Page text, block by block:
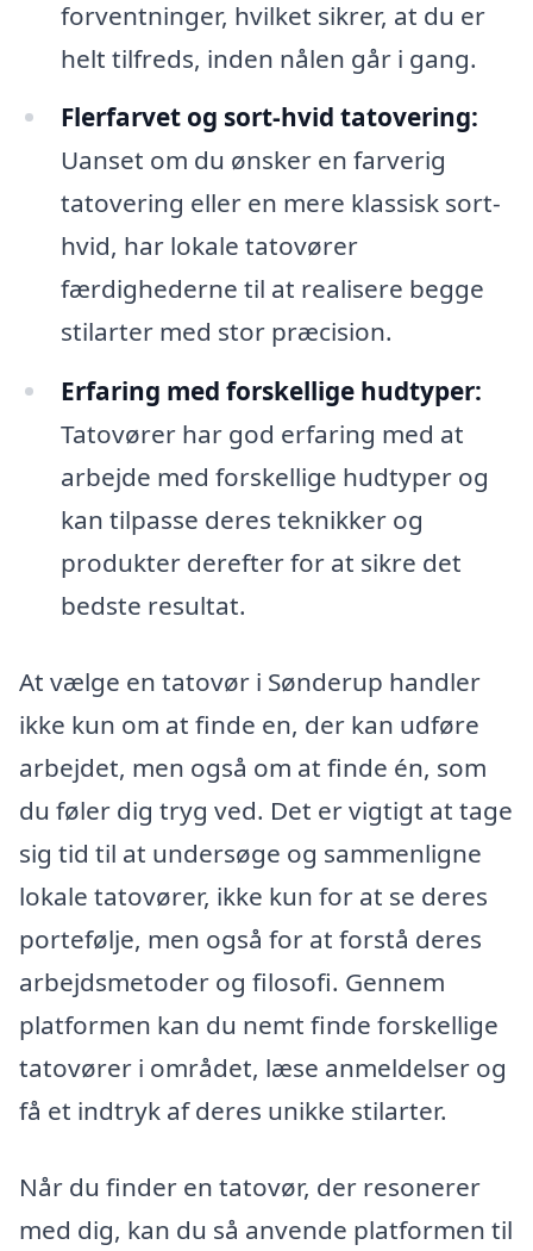
forventninger, hvilket sikrer, at du er
helt tilfreds, inden nålen går i gang.
Flerfarvet og sort-hvid tatovering:
Uanset om du ønsker en farverig
tatovering eller en mere klassisk sort-
hvid, har lokale tatovører
færdighederne til at realisere begge
stilarter med stor præcision.
Erfaring med forskellige hudtyper:
Tatovører har god erfaring med at
arbejde med forskellige hudtyper og
kan tilpasse deres teknikker og
produkter derefter for at sikre det
bedste resultat.
At vælge en tatovør i Sønderup handler
ikke kun om at finde en, der kan udføre
arbejdet, men også om at finde én, som
du føler dig tryg ved. Det er vigtigt at tage
sig tid til at undersøge og sammenligne
lokale tatovører, ikke kun for at se deres
portefølje, men også for at forstå deres
arbejdsmetoder og filosofi. Gennem
platformen kan du nemt finde forskellige
tatovører i området, læse anmeldelser og
få et indtryk af deres unikke stilarter.
Når du finder en tatovør, der resonerer
med dig, kan du så anvende platformen til